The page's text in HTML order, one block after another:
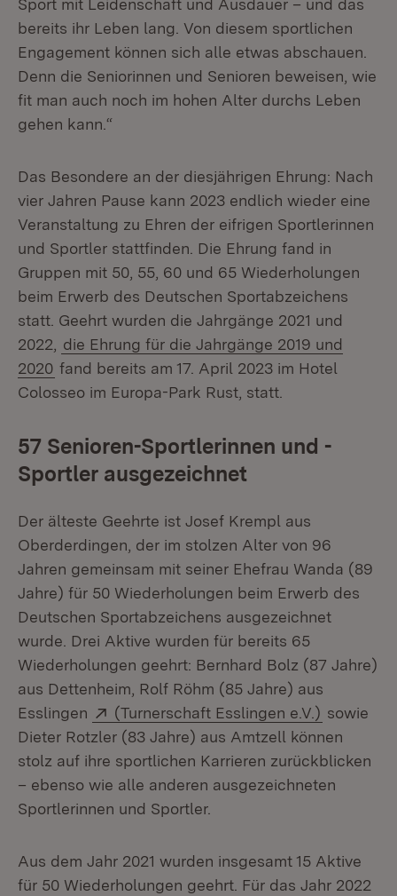
Sport mit Leidenschaft und Ausdauer – und das
bereits ihr Leben lang. Von diesem sportlichen
Engagement können sich alle etwas abschauen.
Denn die Seniorinnen und Senioren beweisen, wie
fit man auch noch im hohen Alter durchs Leben
gehen kann.“
Das Besondere an der diesjährigen Ehrung: Nach
vier Jahren Pause kann 2023 endlich wieder eine
Veranstaltung zu Ehren der eifrigen Sportlerinnen
und Sportler stattfinden. Die Ehrung fand in
Gruppen mit 50, 55, 60 und 65 Wiederholungen
beim Erwerb des Deutschen Sportabzeichens
statt. Geehrt wurden die Jahrgänge 2021 und
2022,
die Ehrung für die Jahrgänge 2019 und
2020 fand bereits am 17. April 2023 im Hotel
Colosseo im Europa-Park Rust, statt.
57 Senioren-Sportlerinnen und -
Sportler ausgezeichnet
Der älteste Geehrte ist Josef Krempl aus
Oberderdingen, der im stolzen Alter von 96
Jahren gemeinsam mit seiner Ehefrau Wanda (89
Jahre) für 50 Wiederholungen beim Erwerb des
Deutschen Sportabzeichens ausgezeichnet
wurde. Drei Aktive wurden für bereits 65
Wiederholungen geehrt: Bernhard Bolz (87 Jahre)
aus Dettenheim, Rolf Röhm (85 Jahre) aus
Esslingen
Extern:
(Turnerschaft Esslingen e.V.) (Öffnet in
sowie
Dieter Rotzler (83 Jahre) aus Amtzell können
stolz auf ihre sportlichen Karrieren zurückblicken
– ebenso wie alle anderen ausgezeichneten
Sportlerinnen und Sportler.
Aus dem Jahr 2021 wurden insgesamt 15 Aktive
für 50 Wiederholungen geehrt. Für das Jahr 2022